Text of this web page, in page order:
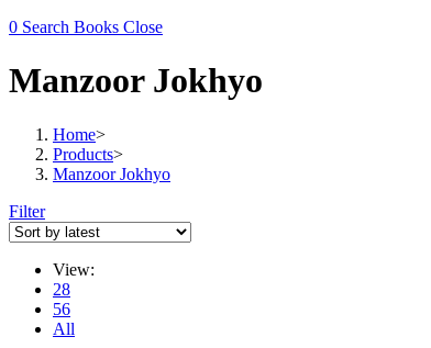
0 Search Books Close
Manzoor Jokhyo
Home>
Products>
Manzoor Jokhyo
Filter
View:
28
56
All